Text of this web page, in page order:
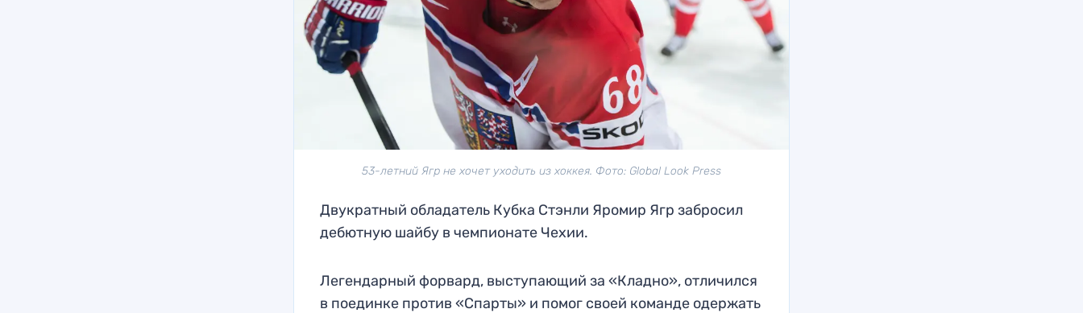
53-летний Ягр не хочет уходить из хоккея. Фото: Global Look Press
Двукратный обладатель Кубка Стэнли Яромир Ягр забросил
дебютную шайбу в чемпионате Чехии.
Легендарный форвард, выступающий за «Кладно», отличился
в поединке против «Спарты» и помог своей команде одержать